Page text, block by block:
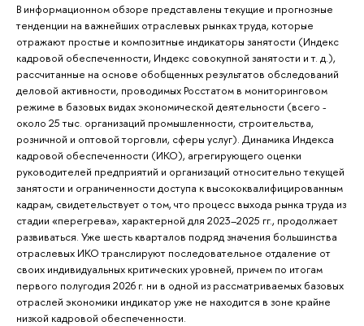
В информационном обзоре представлены текущие и прогнозные
тенденции на важнейших отраслевых рынках труда, которые
отражают простые и композитные индикаторы занятости (Индекс
кадровой обеспеченности, Индекс совокупной занятости и т. д.),
рассчитанные на основе обобщенных результатов обследований
деловой активности, проводимых Росстатом в мониторинговом
режиме в базовых видах экономической деятельности (всего -
около 25 тыс. организаций промышленности, строительства,
розничной и оптовой торговли, сферы услуг). Динамика Индекса
кадровой обеспеченности (ИКО), агрегирующего оценки
руководителей предприятий и организаций относительно текущей
занятости и ограниченности доступа к высококвалифицированным
кадрам, свидетельствует о том, что процесс выхода рынка труда из
стадии «перегрева», характерной для 2023–2025 гг., продолжает
развиваться. Уже шесть кварталов подряд значения большинства
отраслевых ИКО транслируют последовательное отдаление от
своих индивидуальных критических уровней, причем по итогам
первого полугодия 2026 г. ни в одной из рассматриваемых базовых
отраслей экономики индикатор уже не находится в зоне крайне
низкой кадровой обеспеченности.